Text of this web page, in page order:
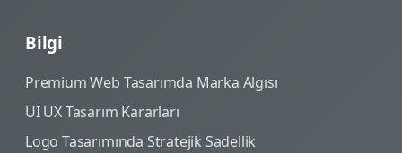
Bilgi
Premium Web Tasarımda Marka Algısı
UI UX Tasarım Kararları
Logo Tasarımında Stratejik Sadellik